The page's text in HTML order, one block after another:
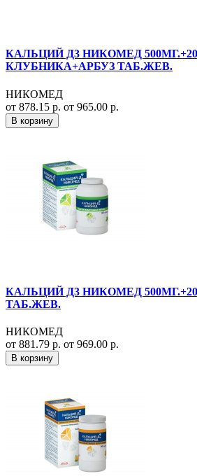
КАЛЬЦИЙ Д3 НИКОМЕД
КЛУБНИКА+АРБУЗ ТАБ.ЖЕВ.
НИКОМЕД
от 878.15 р. от 965.00 р.
В корзину
КАЛЬЦИЙ Д3 НИКОМЕД
ТАБ.ЖЕВ.
НИКОМЕД
от 881.79 р. от 969.00 р.
В корзину